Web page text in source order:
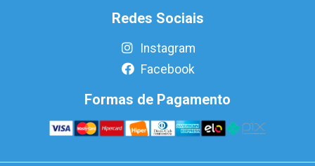
Redes Sociais
Instagram
Facebook
Formas de Pagamento